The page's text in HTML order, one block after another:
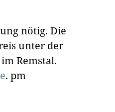
nötig. Die
unter der
Remstal.
. pm